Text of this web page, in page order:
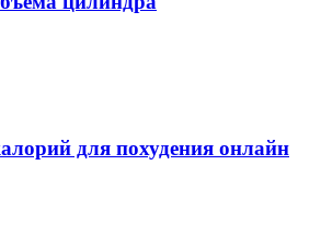
для похудения онлайн